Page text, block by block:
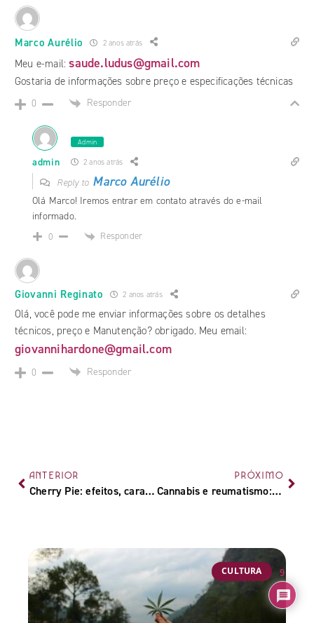
Marco Aurélio 2 anos atrás
Meu e-mail:saude.ludus@gmail.com
Gostaria de informações sobre preço e especificações técnicas
0 Responder
Admin
admin 2 anos atrás
Reply to Marco Aurélio
Olá Marco! Iremos entrar em contato através do e-mail
informado.
0 Responder
Giovanni Reginato 2 anos atrás
Olá, você pode me enviar informações sobre os detalhes
técnicos, preço e Manutenção? obrigado. Meu email:
giovannihardone@gmail.com
0 Responder
ANTERIOR
Cherry Pie: efeitos, características e formas de cultivo da genética
PRÓXIMO
Cannabis e reumatismo: uma nova perspectiva para o tratamento
CULTURA 9